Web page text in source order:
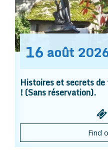
16 août
Histoires et secrets
! (Sans réservation).
Find